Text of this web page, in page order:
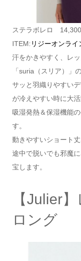
ステラボレロ 14,300
ITEM: リジーオンライ
汗をかきやすく、レ
「suria（スリア）」
サッと羽織りやすい
が冷えやすい時に大活
吸湿発熱＆保湿機能
す。
動きやすいショート
途中で脱いでも邪魔
宝します。
【Julier
ロング